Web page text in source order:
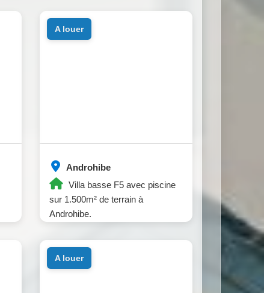
Androhibe
Villa basse F5 avec piscine
sur 1.500m² de terrain à
Androhibe.
a louer
a louer